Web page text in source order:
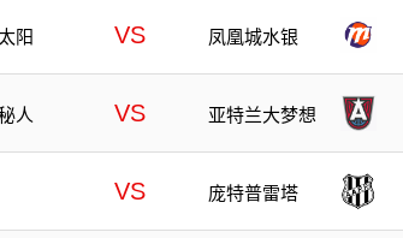
阳 VS 凤凰城水银
人 VS 亚特兰大梦想
VS 庞特普雷塔